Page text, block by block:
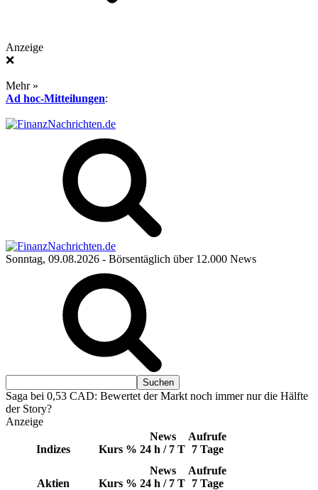
Anzeige
❌
Mehr »
Ad hoc-Mitteilungen:
Sonntag, 09.08.2026 - Börsentäglich über 12.000 News
Saga bei 0,53 CAD: Bewertet der Markt noch immer nur die Hälfte
der Story?
Anzeige
Indizes Kurs %
News
24 h / 7 T
Aufrufe
7 Tage
Aktien Kurs %
News
24 h / 7 T
Aufrufe
7 Tage